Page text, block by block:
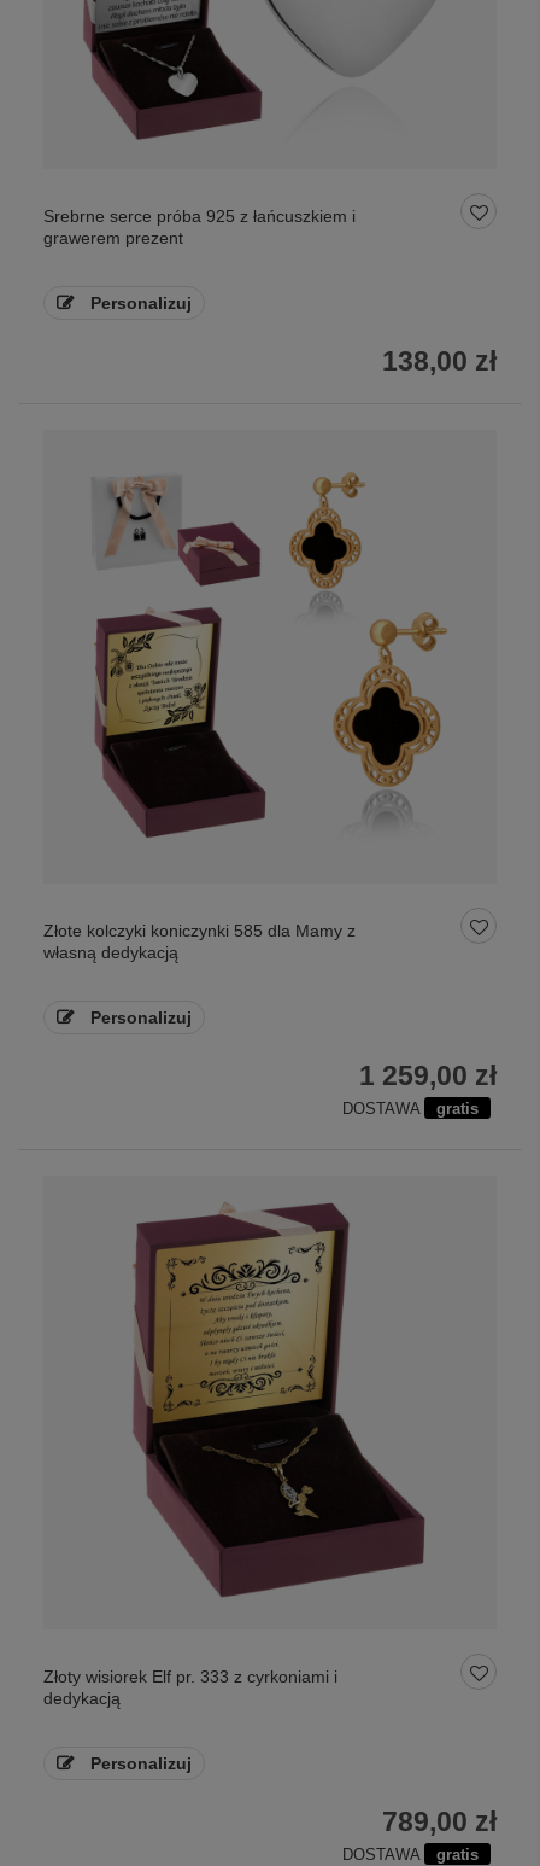
Srebrne serce próba 925 z łańcuszkiem i
grawerem prezent
Personalizuj
138,00 zł
Złote kolczyki koniczynki 585 dla Mamy z
własną dedykacją
Personalizuj
1 259,00 zł
DOSTAWA gratis
Złoty wisiorek Elf pr. 333 z cyrkoniami i
dedykacją
Personalizuj
789,00 zł
DOSTAWA gratis